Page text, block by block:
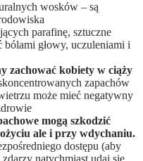
wosków – są
parafinę, sztuczne
głowy, uczuleniami i
zachować kobiety w ciąży
zapachów
może mieć negatywny
mogą szkodzić
ale i przy wdychaniu.
dostępu (aby